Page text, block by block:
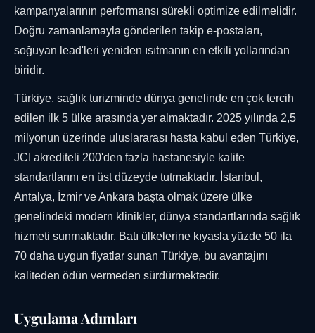
kampanyalarının performansı sürekli optimize edilmelidir.
Doğru zamanlamayla gönderilen takip e-postaları,
soğuyan lead'leri yeniden ısıtmanın en etkili yollarından
biridir.
Türkiye, sağlık turizminde dünya genelinde en çok tercih
edilen ilk 5 ülke arasında yer almaktadır. 2025 yılında 2,5
milyonun üzerinde uluslararası hasta kabul eden Türkiye,
JCI akrediteli 200'den fazla hastanesiyle kalite
standartlarını en üst düzeyde tutmaktadır. İstanbul,
Antalya, İzmir ve Ankara başta olmak üzere ülke
genelindeki modern klinikler, dünya standartlarında sağlık
hizmeti sunmaktadır. Batı ülkelerine kıyasla yüzde 50 ila
70 daha uygun fiyatlar sunan Türkiye, bu avantajını
kaliteden ödün vermeden sürdürmektedir.
Uygulama Adımları